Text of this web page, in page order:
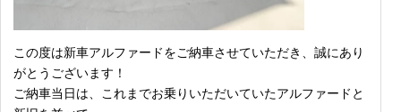
この度は新車アルファードをご納車させていただき、誠にあり
がとうございます！
ご納車当日は、これまでお乗りいただいていたアルファードと